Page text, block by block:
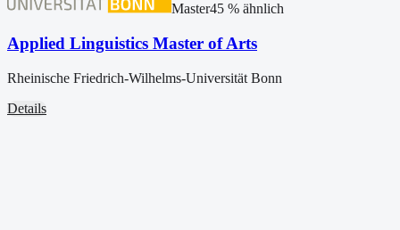
Master45% ähnlich
Applied Linguistics Master of Arts
Rheinische Friedrich-Wilhelms-Universität Bonn
Details